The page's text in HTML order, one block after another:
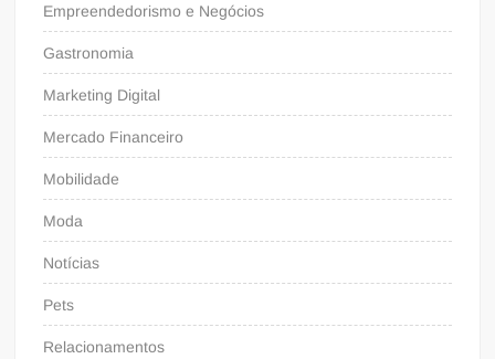
Empreendedorismo e Negócios
Gastronomia
Marketing Digital
Mercado Financeiro
Mobilidade
Moda
Notícias
Pets
Relacionamentos